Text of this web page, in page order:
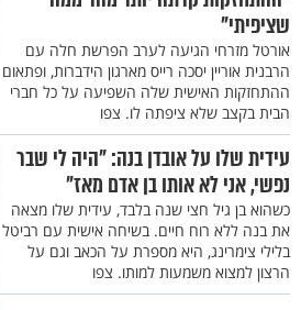
שציפיתי"
אורטל מזרחי הגיעה לערב הפרשת חלה עם
הרבנית אוריין יסכה רייס מארגון הידברות, ופתאום
ההתחזקות האישית שלה השפיעה על כל חברי
הבית בקצב שלא ציפתה לו. צפו
עידית שלו על אובדן בנה: "היה לי שבר
נפשי, אני לא אותו בן אדם מאז"
כשהוא בן גיל חצי שנה בלבד, עידית שלו מצאה
את בנה ללא רוח חיים. בשיחה אישית עם רביטל
בלילי צימרינג, היא מספרת על הכאב וגם על
הרצון למצוא משמעות למותו. צפו